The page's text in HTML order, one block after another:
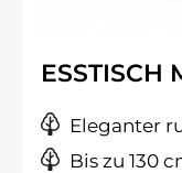
ESSTISCH
Eleganter
Bis zu 130